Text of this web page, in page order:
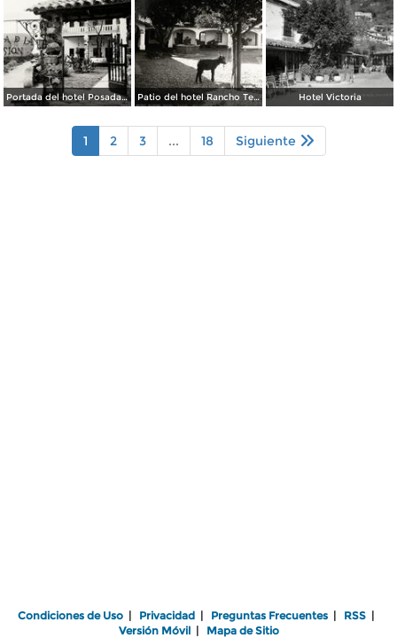
Portada del hotel Posada de la Misión Patio del hotel Rancho Telva Hotel Victoria
1 2 3 ... 18 Siguiente
Condiciones de Uso | Privacidad | Preguntas Frecuentes | RSS |
Versión Móvil| Mapa de Sitio